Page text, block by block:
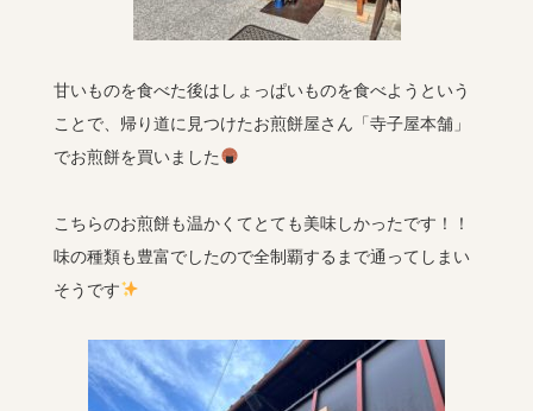
甘いものを食べた後はしょっぱいものを食べようという
ことで、帰り道に見つけたお煎餅屋さん「寺子屋本舗」
でお煎餅を買いました
こちらのお煎餅も温かくてとても美味しかったです！！
味の種類も豊富でしたので全制覇するまで通ってしまい
そうです